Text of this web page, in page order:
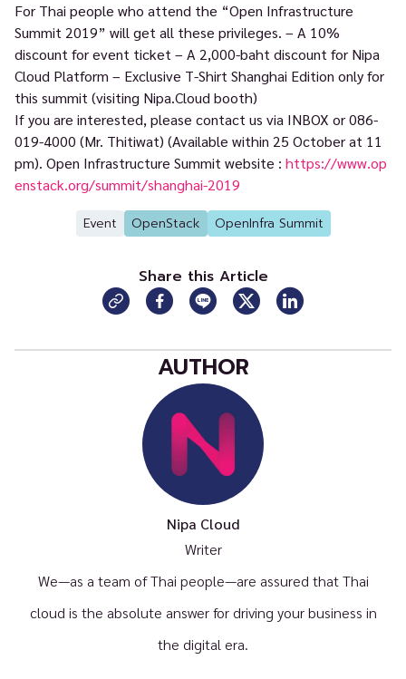
For Thai people who attend the “Open Infrastructure
Summit 2019” will get all these privileges. – A 10%
discount for event ticket – A 2,000-baht discount for Nipa
Cloud Platform – Exclusive T-Shirt Shanghai Edition only for
this summit (visiting Nipa.Cloud booth)
If you are interested, please contact us via INBOX or 086-
019-4000 (Mr. Thitiwat) (Available within 25 October at 11
pm). Open Infrastructure Summit website : https://www.op
enstack.org/summit/shanghai-2019
Event OpenStack OpenInfra Summit
Share this Article
AUTHOR
Nipa Cloud
Writer
We—as a team of Thai people—are assured that Thai
cloud is the absolute answer for driving your business in
the digital era.